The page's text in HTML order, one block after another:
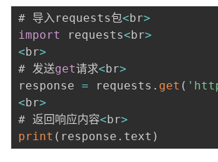
# 导入requests包< br>
import
requests< br>
< br>
# 发送get请求< br>
response = requests . get (
< br>
# 返回响应内容< br>
print ( response . text )